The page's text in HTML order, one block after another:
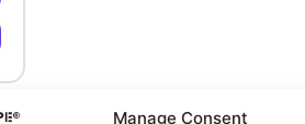
Manage Consent